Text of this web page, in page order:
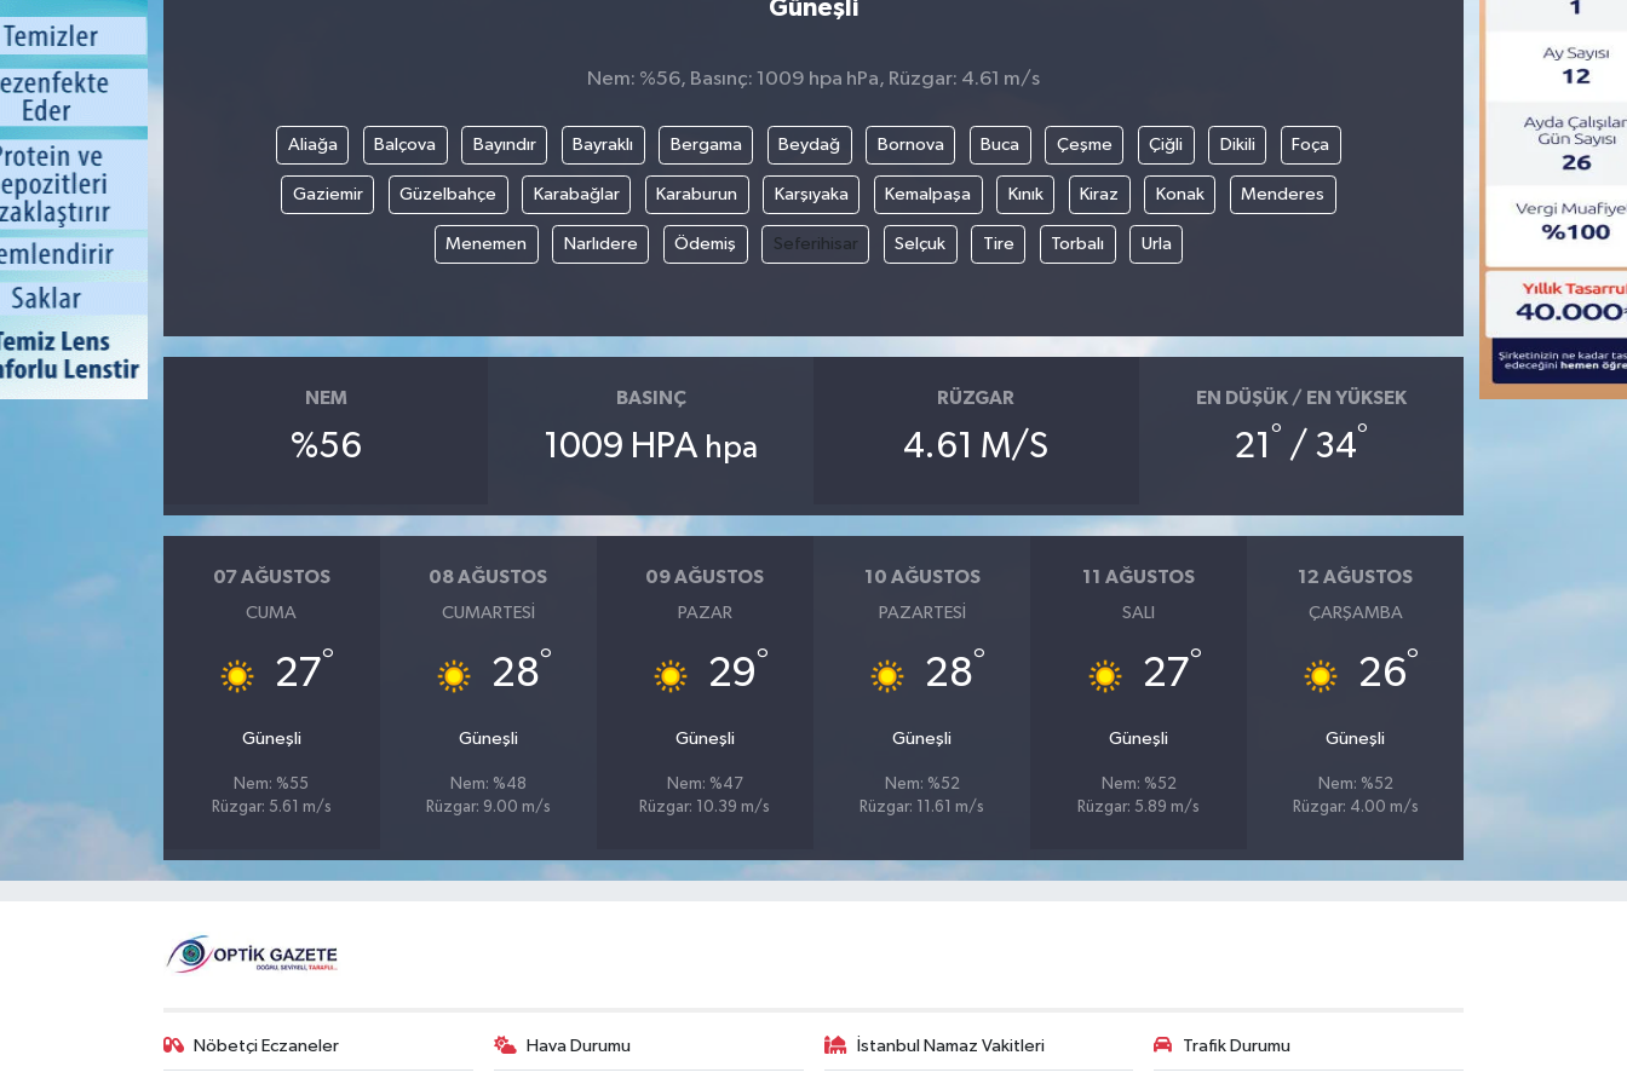
Güneşli
Nem: %56, Basınç: 1009 hpa hPa, Rüzgar: 4.61 m/s
Aliağa Balçova Bayındır Bayraklı Bergama Beydağ Bornova Buca Çeşme Çiğli Dikili Foça
Gaziemir Güzelbahçe Karabağlar Karaburun Karşıyaka Kemalpaşa Kınık Kiraz Konak Menderes
Menemen Narlıdere Ödemiş Seferihisar Selçuk Tire Torbalı Urla
NEM
%56
BASINÇ
1009 HPA hpa
RÜZGAR
4.61 M/S
EN DÜŞÜK / EN YÜKSEK
21 ° / 34°
07 AĞUSTOS
CUMA
27°
Güneşli
Nem: %55
Rüzgar: 5.61 m/s
08 AĞUSTOS
CUMARTESI
28°
Güneşli
Nem: %48
Rüzgar: 9.00 m/s
09 AĞUSTOS
PAZAR
29°
Güneşli
Nem: %47
Rüzgar: 10.39 m/s
10 AĞUSTOS
PAZARTESI
28°
Güneşli
Nem: %52
Rüzgar: 11.61 m/s
11 AĞUSTOS
SALI
27°
Güneşli
Nem: %52
Rüzgar: 5.89 m/s
12 AĞUSTOS
ÇARŞAMBA
26°
Güneşli
Nem: %52
Rüzgar: 4.00 m/s
Nöbetçi Eczaneler Hava Durumu İstanbul Namaz Vakitleri Trafik Durumu